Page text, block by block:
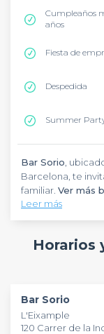
Cumpleaños
años
Fiesta de
Despedida
Summer
Bar Sorio ,
Barcelona, te
familiar. Ver más
catalándestaca
creando el
especial, el
de barrio
Leer más
Horarios
Bar Sorio
L'Eixample
120 Carrer de la